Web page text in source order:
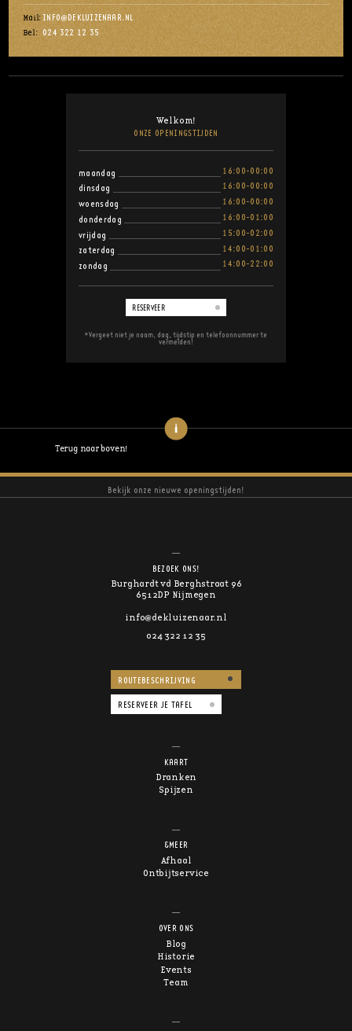
Mail: INFO@DEKLUIZENAAR.NL
Bel: 024 322 12 35
Welkom!
ONZE OPENINGSTIJDEN
maandag
16:00-00:00
dinsdag
16:00-00:00
woensdag
16:00-00:00
donderdag
16:00-01:00
vrijdag
15:00-02:00
zaterdag
14:00-01:00
zondag
14:00-22:00
RESERVEER
*Vergeet niet je naam, dag, tijdstip en telefoonnummer te
vermelden!
Terug naar boven!
Bekijk onze nieuwe openingstijden!
BEZOEK ONS!
Burghardt vd Berghstraat 96
6512DP Nijmegen
info@dekluizenaar.nl
024 322 12 35
ROUTEBESCHRIJVING
RESERVEER JE TAFEL
KAART
Dranken
Spijzen
&MEER
Afhaal
Ontbijtservice
OVER ONS
Blog
Historie
Events
Team